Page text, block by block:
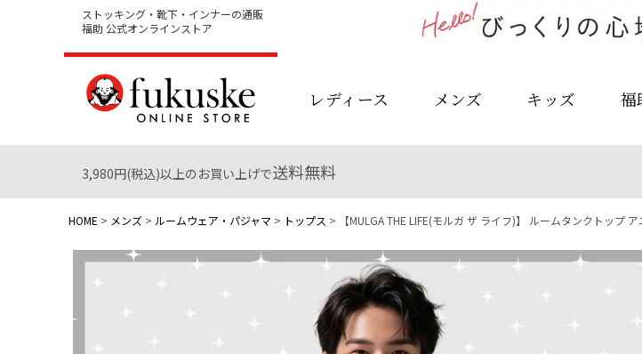
ストッキング・靴下・インナーの通販
福助 公式オンラインストア
レディース メンズ キッズ 福
3,980円(税込)以上のお買い上げで送料無料
HOME メンズ ルームウェア・パジャマ トップス 【MULGA THE LIFE(モルガ ザ ライフ)】 ルームタンクトップ